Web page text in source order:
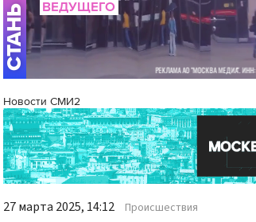
Новости СМИ2
27 марта 2025, 14:12 Происшествия